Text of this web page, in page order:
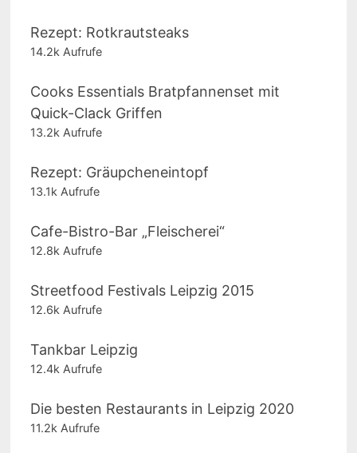
Rezept: Rotkrautsteaks
14.2k Aufrufe
Cooks Essentials Bratpfannenset mit
Quick-Clack Griffen
13.2k Aufrufe
Rezept: Gräupcheneintopf
13.1k Aufrufe
Cafe-Bistro-Bar „Fleischerei“
12.8k Aufrufe
Streetfood Festivals Leipzig 2015
12.6k Aufrufe
Tankbar Leipzig
12.4k Aufrufe
Die besten Restaurants in Leipzig 2020
11.2k Aufrufe